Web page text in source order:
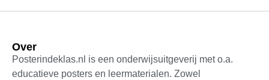
Over
Posterindeklas.nl is een onderwijsuitgeverij met o.a.
educatieve posters en leermaterialen. Zowel